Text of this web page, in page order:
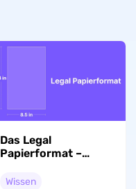
Das Legal
Papierformat –
Format für 2026
Wissen